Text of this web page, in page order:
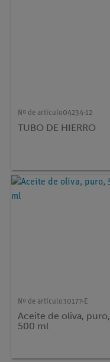
Nº de artículo04234-12
TUBO DE HIERRO
Nº de artículo30177-E
Aceite de oliva, puro,
500 ml